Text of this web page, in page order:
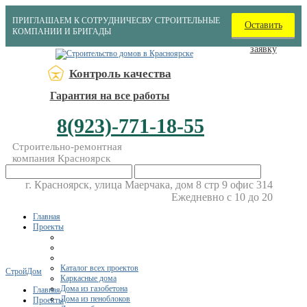
ПРИГЛАШАЕМ К СОТРУДНИЧЕСВУ СТРОИТЕЛЬНЫЕ
КОМПАНИИ И БРИГАДЫ
Оставить
заявку
Контроль качества
Гарантия на все работы
8(923)-771-18-55
Строительно-ремонтная
компания Красноярск
г. Красноярск, улица Маерчака, дом 8 стр 9 офис 314
Ежедневно с 10 до 20
Главная
Проекты
Каталог всех проектов
Каркасные дома
Дома из газобетона
Дома из пеноблоков
СтройДом
Главная
Проекты